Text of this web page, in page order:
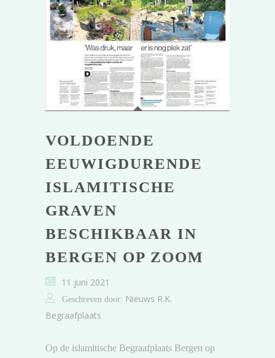
VOLDOENDE
EEUWIGDURENDE
ISLAMITISCHE
GRAVEN
BESCHIKBAAR IN
BERGEN OP ZOOM
11 juni 2021
Geschreven door: Nieuws R.K.
Begraafplaats
Op de islamitische Begraafplaats Bergen op